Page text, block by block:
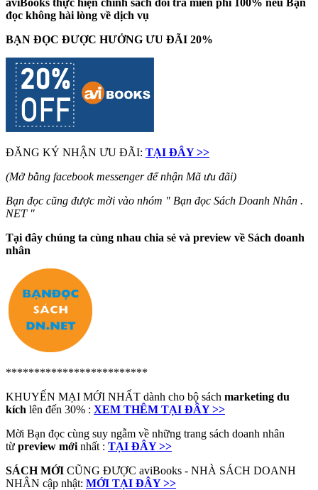
đọc không hài lòng về dịch vụ
BẠN ĐỌC ĐƯỢC HƯỞNG ƯU ĐÃI 20%
ĐĂNG KÝ NHẬN ƯU ĐÃI: TẠI ĐÂY >>
(Mở bằng facebook messenger để nhận Mã ưu đãi)
Bạn đọc cũng được mời vào nhóm " Bạn đọc Sách Doanh Nhân .
NET "
Tại đây chúng ta cùng nhau chia sẻ và preview về Sách doanh
nhân
*************************
KHUYẾN MẠI MỚI NHẤT dành cho bộ sách marketing du
kích lên đến 30% : XEM THÊM TẠI ĐÂY >>
Mời Bạn đọc cùng suy ngẫm về những trang sách doanh nhân
từ preview mới nhất : TẠI ĐÂY >>
SÁCH MỚI CŨNG ĐƯỢC aviBooks - NHÀ SÁCH DOANH
NHÂN cập nhật: MỚI TẠI ĐÂY >>